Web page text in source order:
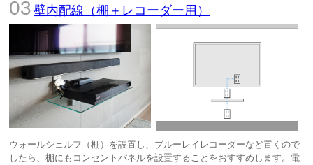
壁内配線（棚＋レコーダー用）
ウォールシェルフ（棚）を設置し、ブルーレイレコーダーなど置くので
したら、棚にもコンセントパネルを設置することをおすすめします。電